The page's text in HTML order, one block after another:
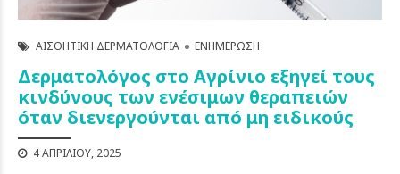
ΑΙΣΘΗΤΙΚΉ ΔΕΡΜΑΤΟΛΟΓΊΑ ΕΝΗΜΈΡΩΣΗ
Δερματολόγος στο Αγρίνιο εξηγεί τους
κινδύνους των ενέσιμων θεραπειών
όταν διενεργούνται από μη ειδικούς
4 ΑΠΡΙΛΊΟΥ, 2025